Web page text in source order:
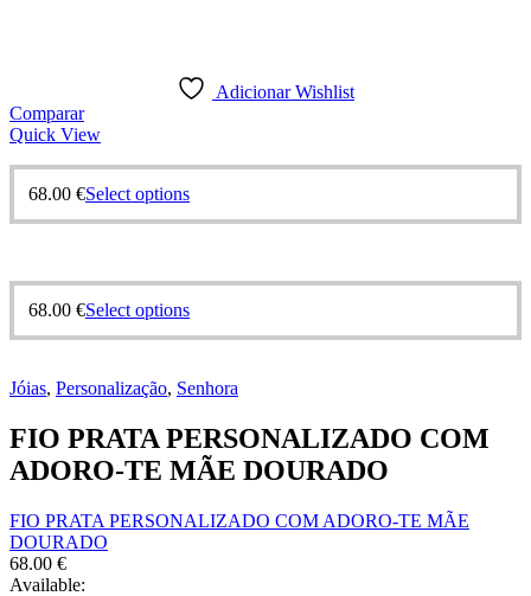
Adicionar Wishlist
Comparar
Quick View
68.00 €Select options
68.00 €Select options
Jóias, Personalização, Senhora
FIO PRATA PERSONALIZADO COM
ADORO-TE MÃE DOURADO
FIO PRATA PERSONALIZADO COM ADORO-TE MÃE
DOURADO
68.00 €
Available: